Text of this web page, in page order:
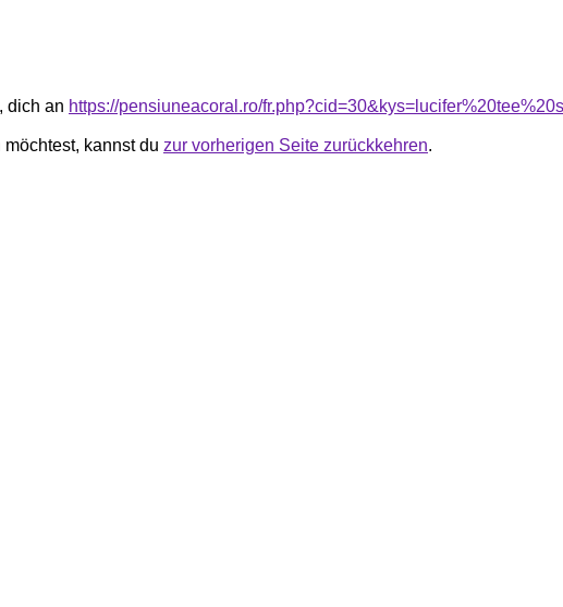
dich an https://pensiuneacoral.ro/
kannst du zur vorherigen Seite zurückkehren.